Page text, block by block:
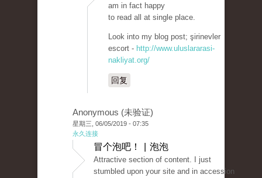
am in fact happy
to read all at single place.
Look into my blog post; şirinevler
escort - http://www.uluslararasi-
nakliyat.org/
回复
Anonymous (未验证)
星期三, 06/05/2019 - 07:35
永久连接
冒个泡吧！ | 泡泡
Attractive section of content. I just
stumbled upon your site and in accession